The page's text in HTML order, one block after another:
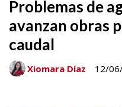
Problemas de
avanzan obras
caudal
12/
Xiomara Díaz